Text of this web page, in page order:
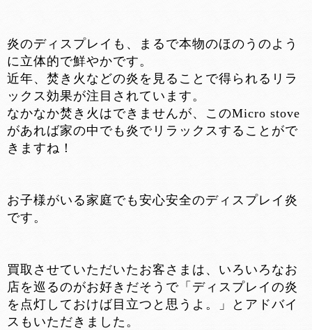
炎のディスプレイも、まるで本物のほのうのよう
に立体的で鮮やかです。
近年、焚き火などの炎を見ることで得られるリラ
ックス効果が注目されています。
なかなか焚き火はできませんが、このMicro stove
があれば家の中でも炎でリラックスすることがで
きますね！
お子様がいる家庭でも安心安全のディスプレイ炎
です。
買取させていただいたお客さまは、いろいろなお
店を巡るのがお好きだそうで「ディスプレイの炎
を点灯しておけば目立つと思うよ。」とアドバイ
スもいただきました。